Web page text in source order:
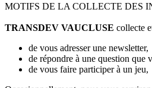
MOTIFS DE LA COLLECTE DES
TRANSDEV VAUCLUSE collecte
de vous adresser une newsletter,
de répondre à une question que
de vous faire participer à un jeu,